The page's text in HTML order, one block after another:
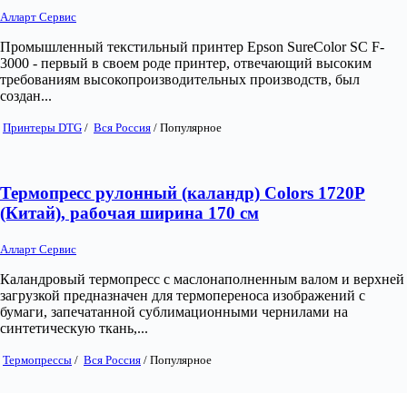
Алларт Сервис
Промышленный текстильный принтер Epson SureColor SC F-
3000 - первый в своем роде принтер, отвечающий высоким
требованиям высокопроизводительных производств, был
создан...
Принтеры DTG / Вся Россия / Популярное
Термопресс рулонный (каландр) Colors 1720P
(Китай), рабочая ширина 170 см
Алларт Сервис
Каландровый термопресс с маслонаполненным валом и верхней
загрузкой предназначен для термопереноса изображений с
бумаги, запечатанной сублимационными чернилами на
синтетическую ткань,...
Термопрессы / Вся Россия / Популярное